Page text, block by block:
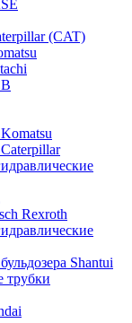
(CAT)
Rexroth
Shantui
трубки